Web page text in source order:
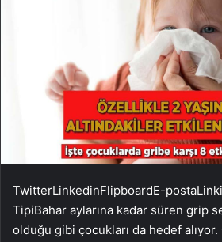
TwitterLinkedinFlipboardE-posta
TipiBahar aylarına kadar süren grip
olduğu gibi çocukları da hedef alıyor.